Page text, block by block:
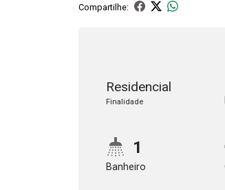
Compartilhe:
Residencial
Finalidade
1
Banheiro